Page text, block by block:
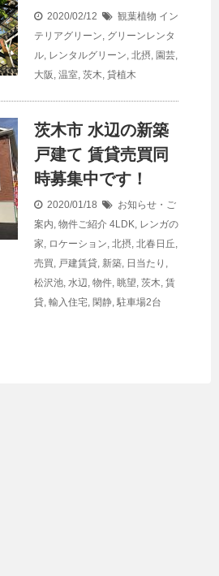
2020/02/12 観葉植物 イン
テリアグリーン, グリーンレンタ
ル, レンタルグリーン, 北摂, 園芸,
大阪 , 温室, 茨木, 貸植木
茨木市 水辺の新築
戸建て 賃貸売買同
時募集中です！
2020/01/18
お知らせ・ご
案内, 物件ご紹介 4LDK, レンガの
家, ロケーション, 北摂, 北春日丘,
売買, 戸建賃貸, 新築, 日当たり ,
松沢池, 水辺, 物件, 眺望, 茨木, 賃
貸, 輸入住宅, 閑静, 駐車場2台